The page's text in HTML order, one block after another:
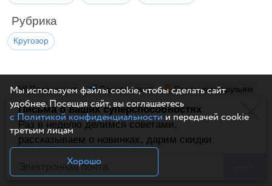
Рубрика
Кругозор
Письма о ваших суперспособностях
Раз в неделю делимся советами,
рассказываем о новинках, дарим скидки
Поделиться Сделать пост Рассказать друзьям
Мы используем файлы cookie, чтобы сделать сайт
удобнее. Посещая сайт, вы соглашаетесь
с Политикой конфиденциальностии передачей cookie
третьим лицам
Хорошо